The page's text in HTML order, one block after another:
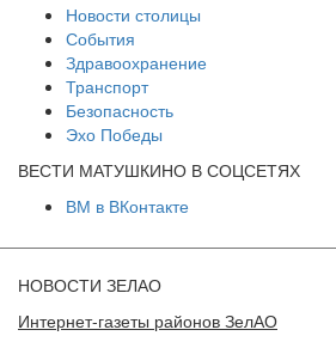
Новости столицы
События
Здравоохранение
Транспорт
Безопасность
Эхо Победы
ВЕСТИ МАТУШКИНО В СОЦСЕТЯХ
ВМ в ВКонтакте
НОВОСТИ ЗЕЛАО
Интернет-газеты районов ЗелАО